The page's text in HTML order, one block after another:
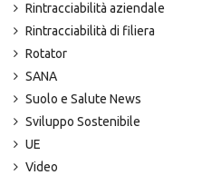
Rintracciabilità aziendale
Rintracciabilità di filiera
Rotator
SANA
Suolo e Salute News
Sviluppo Sostenibile
UE
Video